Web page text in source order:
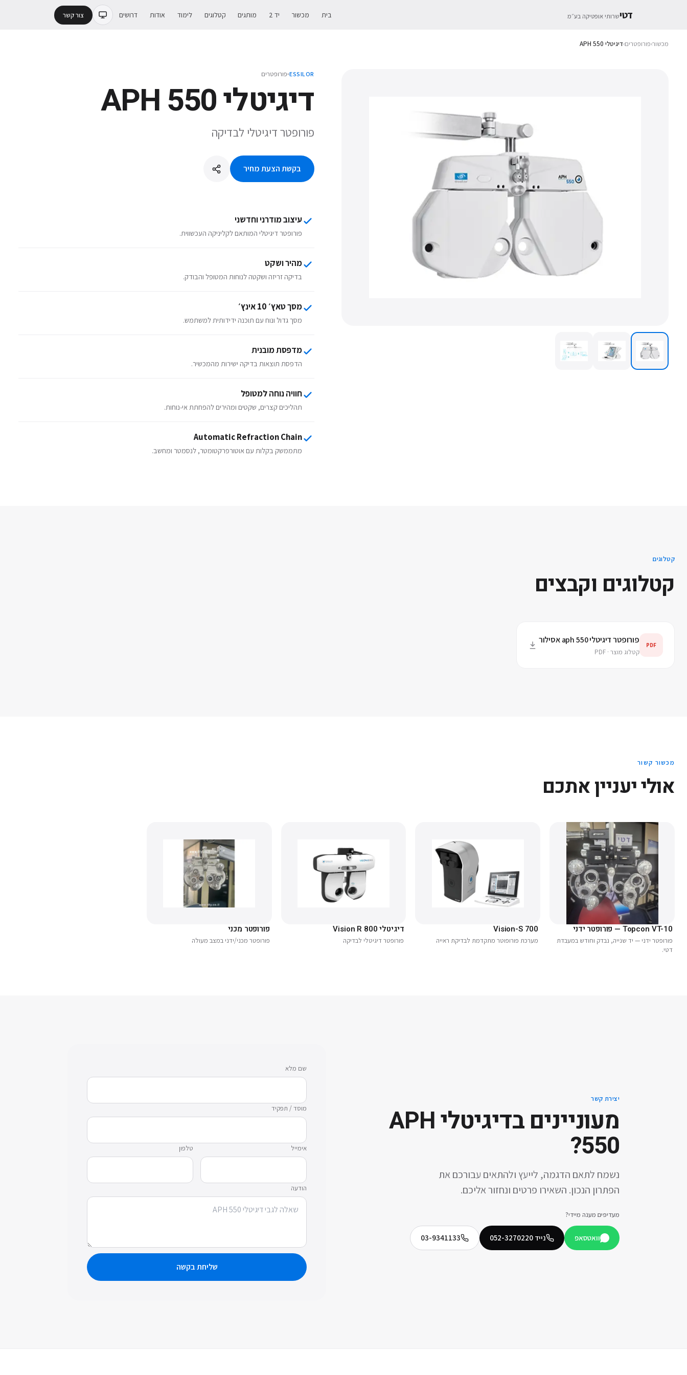
דטישרותי אופטיקה בע״מ בית מכשור יד 2 מותגים קטלוגים לימוד אודות דרושים צור קשר
מכשור›פורופטרים›דיגיטלי APH 550
ESSILOR פורופטרים
דיגיטלי APH 550
פורופטר דיגיטלי לבדיקה
בקשת הצעת מחיר
עיצוב מודרני וחדשני
פורופטר דיגיטלי המותאם לקליניקה העכשווית.
מהיר ושקט
בדיקה זריזה ושקטה לנוחות המטופל והבודק.
מסך טאץ׳ 10 אינץ׳
מסך גדול ונוח עם תוכנה ידידותית למשתמש.
מדפסת מובנית
הדפסת תוצאות בדיקה ישירות מהמכשיר.
חוויה נוחה למטופל
תהליכים קצרים, שקטים ומהירים להפחתת אי-נוחות.
Automatic Refraction Chain
מתממשק בקלות עם אוטורפרקטומטר, לנסמטר ומחשב.
קטלוגים
קטלוגים וקבצים
PDF
פורופטר דיגיטלי aph 550 אסילור
קטלוג מוצר · PDF
מכשור קשור
אולי יעניין אתכם
Topcon VT-10 — פורופטר ידני
פורופטר ידני — יד שנייה, נבדק וחודש במעבדת
דטי.
Vision-S 700
מערכת פורופוטר מתקדמת לבדיקת ראייה
דיגיטלי Vision R 800
פורופטר דיגיטלי לבדיקה
פורופטר מכני
פורופטר מכני/ידני במצב מעולה
יצירת קשר
מעוניינים ב דיגיטלי APH
550
?
נשמח לתאם הדגמה, לייעץ ולהתאים עבורכם את
הפתרון הנכון. השאירו פרטים ונחזור אליכם.
מעדיפים מענה מיידי?
וואטסאפ נייד 052-3270220
03-9341133
שם מלא
מוסד / תפקיד
אימייל טלפון
הודעה
שליחת בקשה